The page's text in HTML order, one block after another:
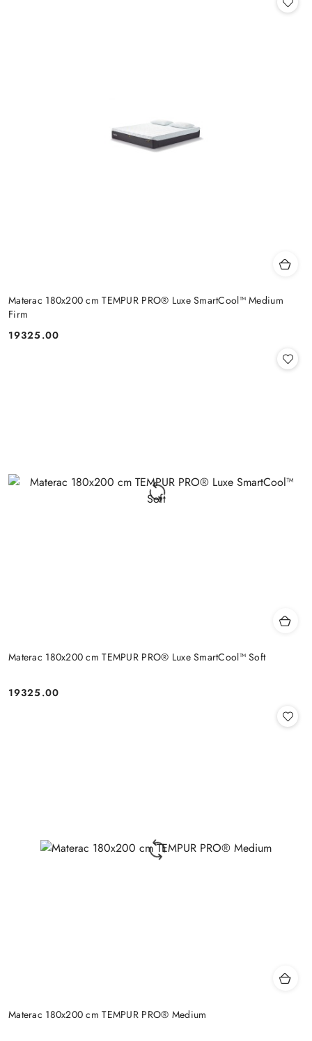
Materac 180x200 cm TEMPUR PRO® Luxe SmartCool™ Medium
Firm
Cena:
19325.00
Materac 180x200 cm TEMPUR PRO® Luxe SmartCool™ Soft
Cena:
19325.00
Materac 180x200 cm TEMPUR PRO® Medium